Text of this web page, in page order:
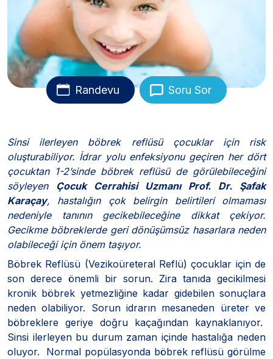
Randevu Soru Sor
Sinsi ilerleyen böbrek reflüsü çocuklar için risk
oluşturabiliyor. İdrar yolu enfeksiyonu geçiren her dört
çocuktan 1-2’sinde böbrek reflüsü de görülebileceğini
söyleyen Çocuk Cerrahisi Uzmanı Prof. Dr. Şafak
Karaçay, hastalığın çok belirgin belirtileri olmaması
nedeniyle tanının gecikebileceğine dikkat çekiyor.
Gecikme böbreklerde geri dönüşümsüz hasarlara neden
olabileceği için önem taşıyor.
Böbrek Reflüsü (Vezikoüreteral Reflü) çocuklar için de
son derece önemli bir sorun. Zira tanıda gecikilmesi
kronik böbrek yetmezliğine kadar gidebilen sonuçlara
neden olabiliyor. Sorun idrarın mesaneden üreter ve
böbreklere geriye doğru kaçağından kaynaklanıyor.
Sinsi ilerleyen bu durum zaman içinde hastalığa neden
oluyor. Normal popülasyonda böbrek reflüsü görülme